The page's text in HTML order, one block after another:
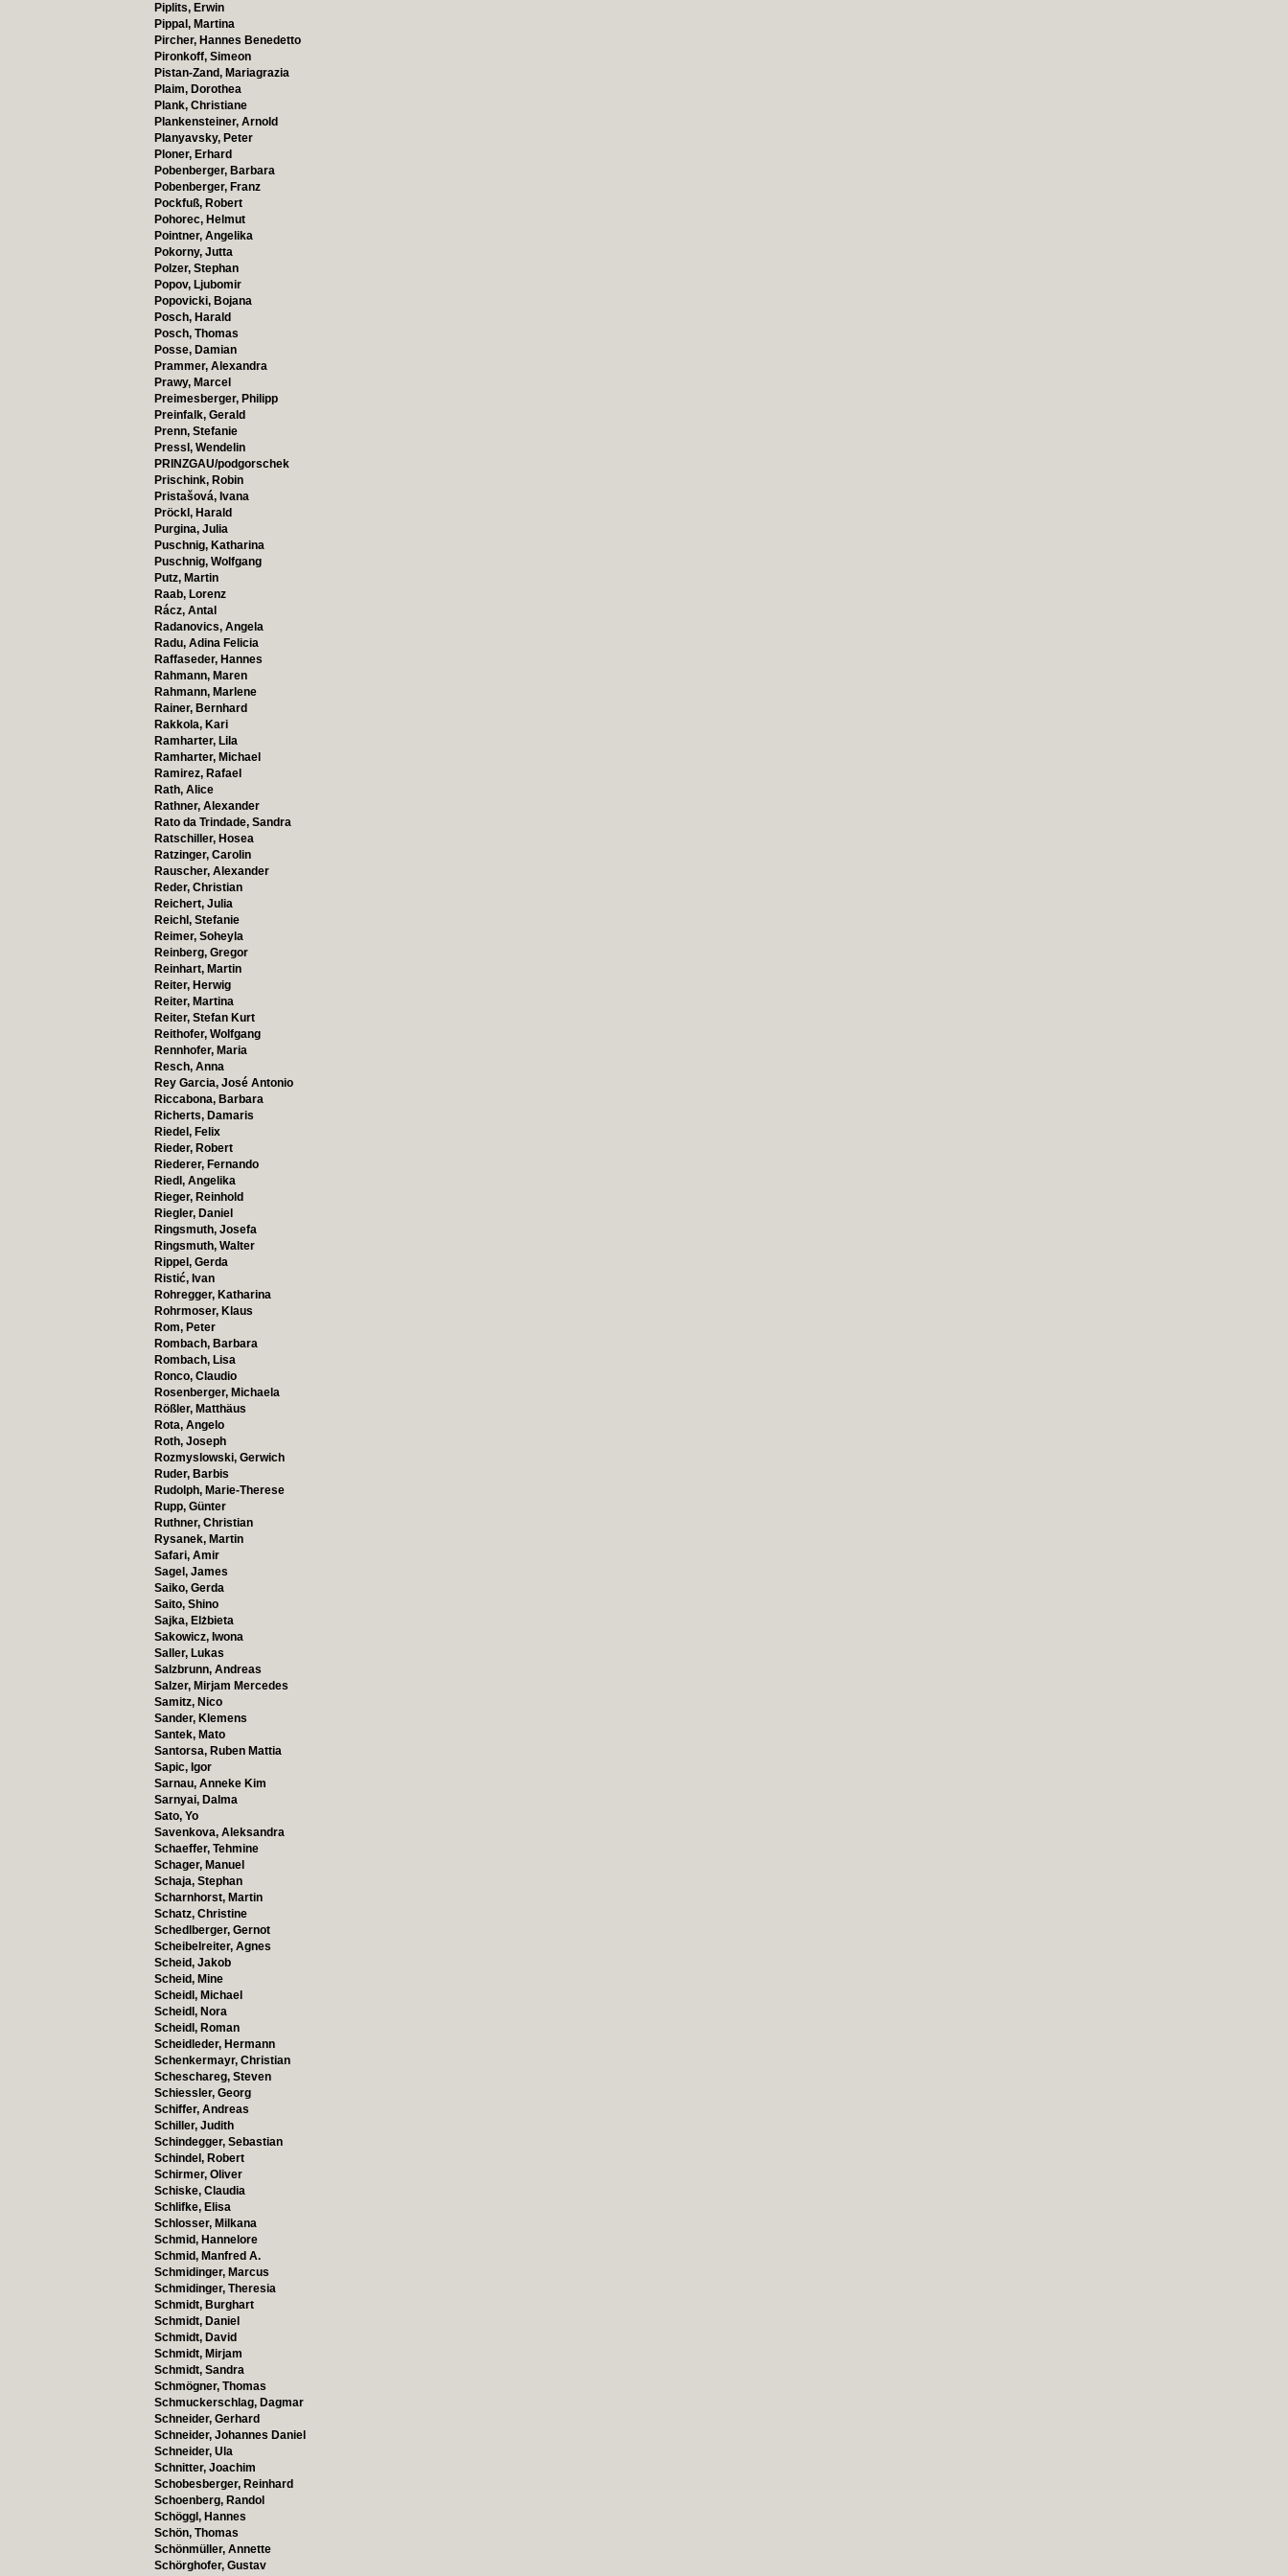
Piplits, Erwin
Pippal, Martina
Pircher, Hannes Benedetto
Pironkoff, Simeon
Pistan-Zand, Mariagrazia
Plaim, Dorothea
Plank, Christiane
Plankensteiner, Arnold
Planyavsky, Peter
Ploner, Erhard
Pobenberger, Barbara
Pobenberger, Franz
Pockfuß, Robert
Pohorec, Helmut
Pointner, Angelika
Pokorny, Jutta
Polzer, Stephan
Popov, Ljubomir
Popovicki, Bojana
Posch, Harald
Posch, Thomas
Posse, Damian
Prammer, Alexandra
Prawy, Marcel
Preimesberger, Philipp
Preinfalk, Gerald
Prenn, Stefanie
Pressl, Wendelin
PRINZGAU/podgorschek
Prischink, Robin
Pristašová, Ivana
Pröckl, Harald
Purgina, Julia
Puschnig, Katharina
Puschnig, Wolfgang
Putz, Martin
Raab, Lorenz
Rácz, Antal
Radanovics, Angela
Radu, Adina Felicia
Raffaseder, Hannes
Rahmann, Maren
Rahmann, Marlene
Rainer, Bernhard
Rakkola, Kari
Ramharter, Lila
Ramharter, Michael
Ramirez, Rafael
Rath, Alice
Rathner, Alexander
Rato da Trindade, Sandra
Ratschiller, Hosea
Ratzinger, Carolin
Rauscher, Alexander
Reder, Christian
Reichert, Julia
Reichl, Stefanie
Reimer, Soheyla
Reinberg, Gregor
Reinhart, Martin
Reiter, Herwig
Reiter, Martina
Reiter, Stefan Kurt
Reithofer, Wolfgang
Rennhofer, Maria
Resch, Anna
Rey Garcia, José Antonio
Riccabona, Barbara
Richerts, Damaris
Riedel, Felix
Rieder, Robert
Riederer, Fernando
Riedl, Angelika
Rieger, Reinhold
Riegler, Daniel
Ringsmuth, Josefa
Ringsmuth, Walter
Rippel, Gerda
Ristić, Ivan
Rohregger, Katharina
Rohrmoser, Klaus
Rom, Peter
Rombach, Barbara
Rombach, Lisa
Ronco, Claudio
Rosenberger, Michaela
Rößler, Matthäus
Rota, Angelo
Roth, Joseph
Rozmyslowski, Gerwich
Ruder, Barbis
Rudolph, Marie-Therese
Rupp, Günter
Ruthner, Christian
Rysanek, Martin
Safari, Amir
Sagel, James
Saiko, Gerda
Saito, Shino
Sajka, Elżbieta
Sakowicz, Iwona
Saller, Lukas
Salzbrunn, Andreas
Salzer, Mirjam Mercedes
Samitz, Nico
Sander, Klemens
Santek, Mato
Santorsa, Ruben Mattia
Sapic, Igor
Sarnau, Anneke Kim
Sarnyai, Dalma
Sato, Yo
Savenkova, Aleksandra
Schaeffer, Tehmine
Schager, Manuel
Schaja, Stephan
Scharnhorst, Martin
Schatz, Christine
Schedlberger, Gernot
Scheibelreiter, Agnes
Scheid, Jakob
Scheid, Mine
Scheidl, Michael
Scheidl, Nora
Scheidl, Roman
Scheidleder, Hermann
Schenkermayr, Christian
Scheschareg, Steven
Schiessler, Georg
Schiffer, Andreas
Schiller, Judith
Schindegger, Sebastian
Schindel, Robert
Schirmer, Oliver
Schiske, Claudia
Schlifke, Elisa
Schlosser, Milkana
Schmid, Hannelore
Schmid, Manfred A.
Schmidinger, Marcus
Schmidinger, Theresia
Schmidt, Burghart
Schmidt, Daniel
Schmidt, David
Schmidt, Mirjam
Schmidt, Sandra
Schmögner, Thomas
Schmuckerschlag, Dagmar
Schneider, Gerhard
Schneider, Johannes Daniel
Schneider, Ula
Schnitter, Joachim
Schobesberger, Reinhard
Schoenberg, Randol
Schöggl, Hannes
Schön, Thomas
Schönmüller, Annette
Schörghofer, Gustav